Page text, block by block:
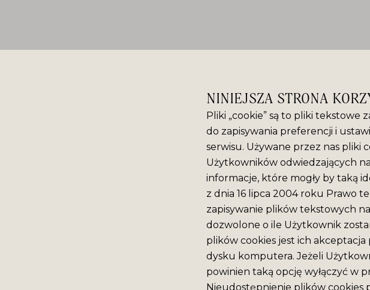
NINIEJSZA STRONA
Pliki „cookie” są to pliki tekstowe
do zapisywania preferencji i
serwisu. Używane przez nas pliki
Użytkowników odwiedzających
informacje, które mogły by taką
z dnia 16 lipca 2004 roku Prawo
zapisywanie plików tekstowych
dozwolone o ile Użytkownik
plików cookies jest ich
dysku komputera. Jeżeli
powinien taką opcję wyłączyć w
Nieudostępnienie plików cookies